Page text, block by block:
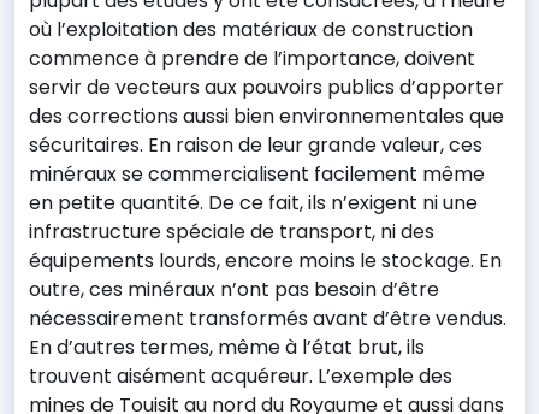
où l’exploitation des matériaux de construction
commence à prendre de l’importance, doivent
servir de vecteurs aux pouvoirs publics d’apporter
des corrections aussi bien environnementales que
sécuritaires. En raison de leur grande valeur, ces
minéraux se commercialisent facilement même
en petite quantité. De ce fait, ils n’exigent ni une
infrastructure spéciale de transport, ni des
équipements lourds, encore moins le stockage. En
outre, ces minéraux n’ont pas besoin d’être
nécessairement transformés avant d’être vendus.
En d’autres termes, même à l’état brut, ils
trouvent aisément acquéreur. L’exemple des
mines de Touisit au nord du Royaume et aussi dans